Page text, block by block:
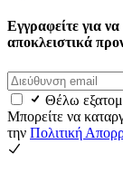
Εγγραφείτε για
αποκλειστικά
Θέλω
Μπορείτε να
την Πολιτική